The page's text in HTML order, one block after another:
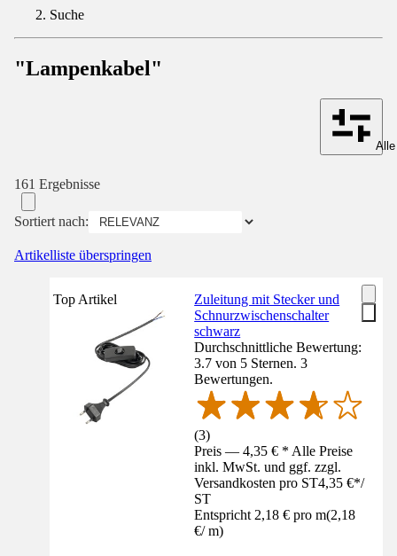
Suche
"Lampenkabel"
161 Ergebnisse
Sortiert nach:
Artikelliste überspringen
Top Artikel
Zuleitung mit Stecker und
Schnurzwischenschalter
schwarz
Durchschnittliche Bewertung:
3.7 von 5 Sternen. 3
Bewertungen.
(3)
Preis — 4,35 € * Alle Preise
inkl. MwSt. und ggf. zzgl.
Versandkosten pro ST4,35 €*/
ST
Entspricht 2,18 € pro m(2,18
€/ m)